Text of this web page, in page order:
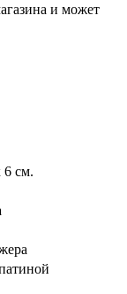
и может
6 см.